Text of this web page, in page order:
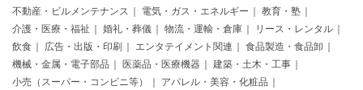
不動産・ビルメンテナンス
電気・ガス・エネルギー
教育・塾
介護・医療・福祉
婚礼・葬儀 物流・運輸・倉庫
リース・レンタル
飲食
広告・出版・印刷 エンタテイメント関連
食品製造・食品卸
機械・金属・電子部品
医薬品・医療機器
建築・土木・工事
小売（スーパー・コンビニ等）
アパレル・美容・化粧品